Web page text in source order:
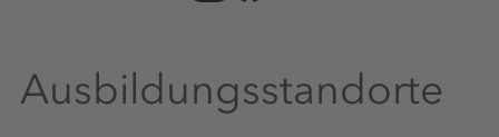
Ausbildungsstandorte